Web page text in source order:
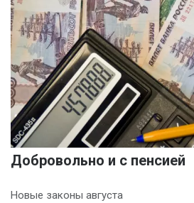
Добровольно и с пенсией
Новые законы августа